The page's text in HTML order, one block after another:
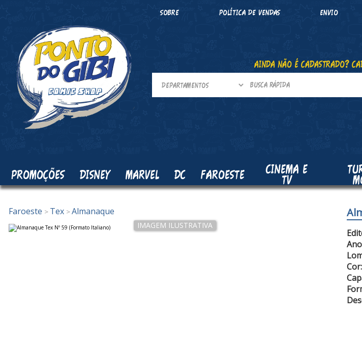
SOBRE POLÍTICA DE VENDAS ENVIO
AINDA NÃO É CADASTRADO?
PROMOÇÕES DISNEY MARVEL DC FAROESTE CINEMA E
TV
Faroeste > Tex >Almanaque
Cor: